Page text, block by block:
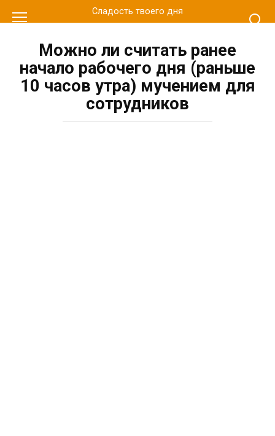
к
Сладость твоего дня
Можно ли считать ранее
начало рабочего дня (раньше
10 часов утра) мучением для
сотрудников